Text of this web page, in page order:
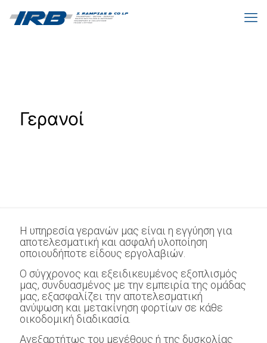
Γερανοί
Η υπηρεσία γερανών μας είναι η εγγύηση για
αποτελεσματική και ασφαλή υλοποίηση
οποιουδήποτε είδους εργολαβιών.
Ο σύγχρονος και εξειδικευμένος εξοπλισμός
μας, συνδυασμένος με την εμπειρία της ομάδας
μας, εξασφαλίζει την αποτελεσματική
ανύψωση και μετακίνηση φορτίων σε κάθε
οικοδομική διαδικασία.
Ανεξαρτήτως του μεγέθους ή της δυσκολίας